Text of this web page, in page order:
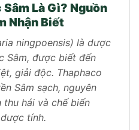
Là Gì? Nguồn
Nhận Biết
ningpoensis) là dược
Sâm, được biết đến
giải độc. Thaphaco
Sâm sạch, nguyên
hái và chế biến
tính.